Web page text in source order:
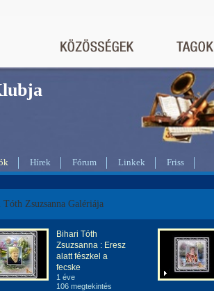
Hírek Fórum Linkek Friss
Zsuzsanna Galériája
Bihari Tóth
Zsuzsanna : Eresz
alatt fészkel a
fecske
1 éve
106 megtekintés